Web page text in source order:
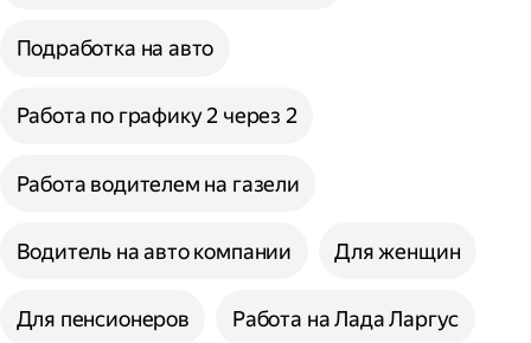
Подработка на авто
Работа по графику 2 через 2
Работа водителем на газели
Водитель на авто компании Для женщин
Для пенсионеров Работа на Лада Ларгус